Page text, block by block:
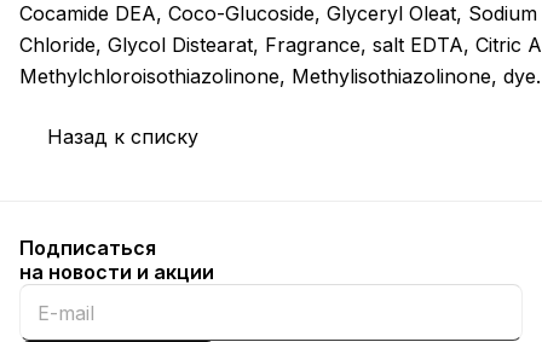
Cocamide DEA, Coco-Glucoside, Glyceryl Oleat, Sodium
Chloride, Glycol Distearat, Fragrance, salt EDTA, Citric
Methylchloroisothiazolinone, Methylisothiazolinone, dye.
Назад к списку
Подписаться
на новости и акции